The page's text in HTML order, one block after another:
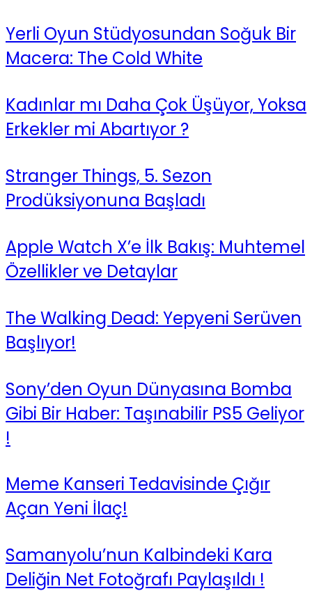
Yerli Oyun Stüdyosundan Soğuk Bir
Macera: The Cold White
Kadınlar mı Daha Çok Üşüyor, Yoksa
Erkekler mi Abartıyor ?
Stranger Things, 5. Sezon
Prodüksiyonuna Başladı
Apple Watch X’e İlk Bakış: Muhtemel
Özellikler ve Detaylar
The Walking Dead: Yepyeni Serüven
Başlıyor!
Sony’den Oyun Dünyasına Bomba
Gibi Bir Haber: Taşınabilir PS5 Geliyor
!
Meme Kanseri Tedavisinde Çığır
Açan Yeni İlaç!
Samanyolu’nun Kalbindeki Kara
Deliğin Net Fotoğrafı Paylaşıldı !